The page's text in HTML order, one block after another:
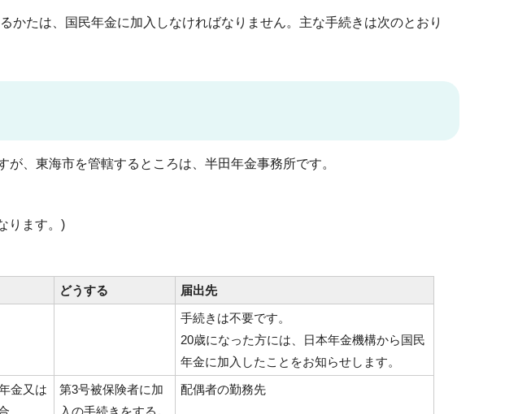
かたは、国民年金に加入しなければなりません。主な手続きは次のとおり
、東海市を管轄するところは、半田年金事務所です。
ります。)
どうする
届出先
手続きは不要です。
20歳になった方には、日本年金機構から国民
年金に加入したことをお知らせします。
金又は
第3号被保険者に加
入の手続きをする。
配偶者の勤務先